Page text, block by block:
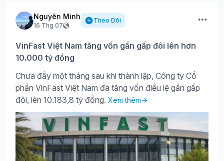
Nguyên Minh
16 Thg 07
Theo Dõi
VinFast Việt Nam tăng vốn gần gấp đôi lên hơn
10.000 tỷ đồng
Chưa đầy một tháng sau khi thành lập, Công ty Cổ
phần VinFast Việt Nam đã tăng vốn điều lệ gần gấp
đôi, lên 10.183,8 tỷ đồng. Xem thêm